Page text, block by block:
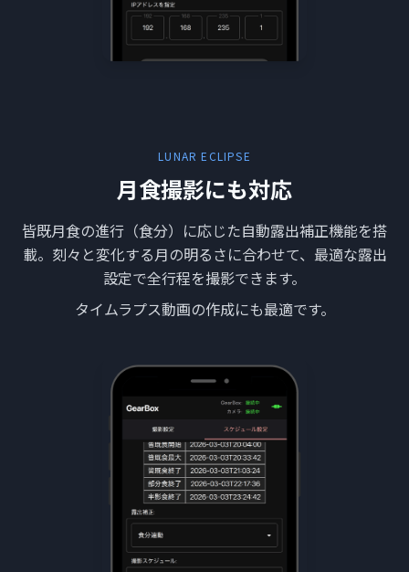
LUNAR ECLIPSE
月食撮影にも対応
皆既月食の進行（食分）に応じた自動露出補正機能を搭
載。刻々と変化する月の明るさに合わせて、最適な露出
設定で全行程を撮影できます。
タイムラプス動画の作成にも最適です。